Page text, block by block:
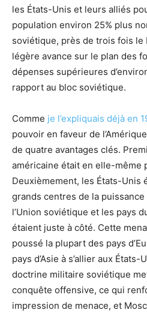
les États-Unis et leurs alliés
population environ 25% plus
soviétique, près de trois fois le
légère avance sur le plan des
dépenses supérieures
rapport au bloc soviétique.
Comme je l’expliquais déjà en
pouvoir en faveur de
de quatre avantages clés.
américaine était en elle-même
Deuxièmement, les États-Unis
grands centres de la
l’Union soviétique et les pays
étaient juste à côté. Cette
poussé la plupart des pays
pays d’Asie à s’allier aux
doctrine militaire soviétique
conquête offensive, ce qui
impression de menace, et